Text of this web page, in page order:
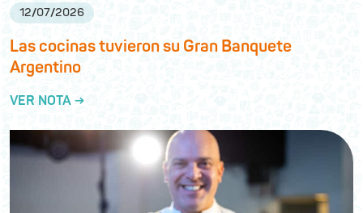
12/07/2026
Las cocinas tuvieron su Gran Banquete
Argentino
VER NOTA →